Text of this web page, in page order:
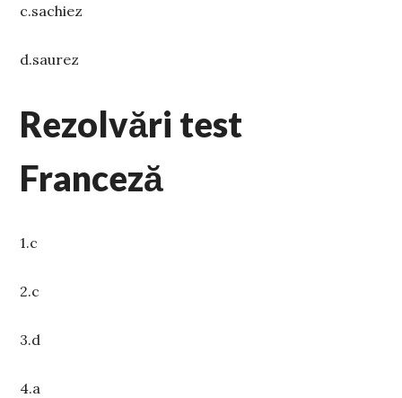
c.sachiez
d.saurez
Rezolvări test
Franceză
1.c
2.c
3.d
4.a